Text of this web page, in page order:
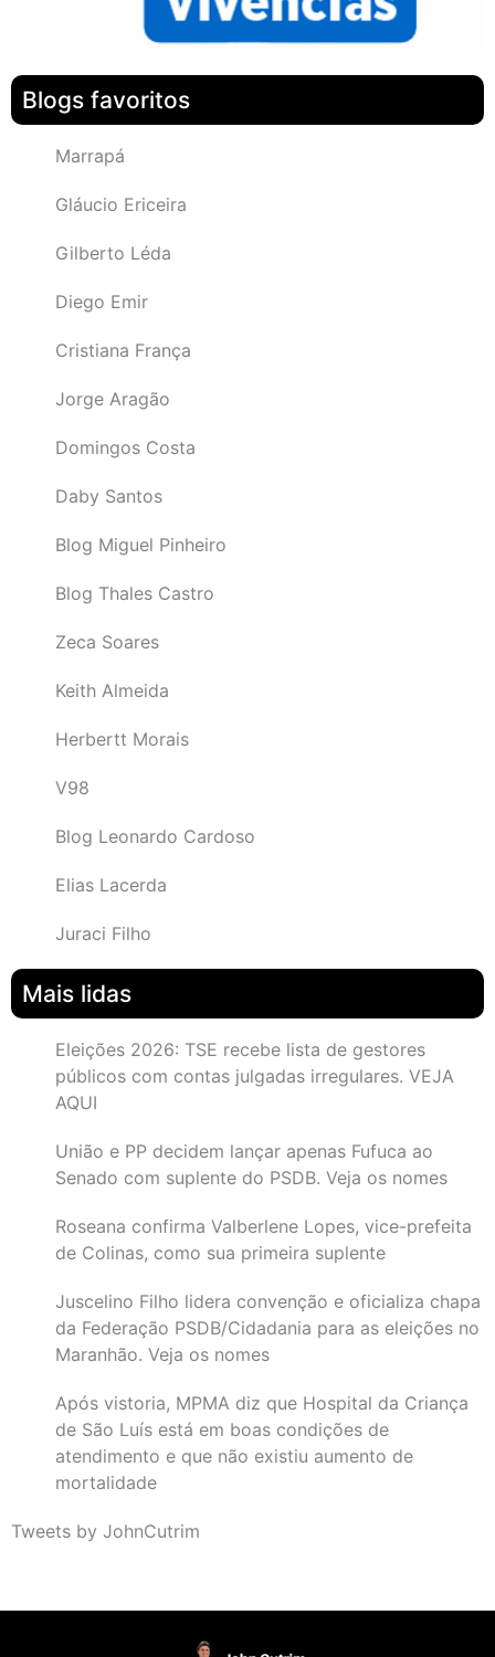
Blogs favoritos
Marrapá
Gláucio Ericeira
Gilberto Léda
Diego Emir
Cristiana França
Jorge Aragão
Domingos Costa
Daby Santos
Blog Miguel Pinheiro
Blog Thales Castro
Zeca Soares
Keith Almeida
Herbertt Morais
V98
Blog Leonardo Cardoso
Elias Lacerda
Juraci Filho
Mais lidas
Eleições 2026: TSE recebe lista de gestores
públicos com contas julgadas irregulares. VEJA
AQUI
União e PP decidem lançar apenas Fufuca ao
Senado com suplente do PSDB. Veja os nomes
Roseana confirma Valberlene Lopes, vice-prefeita
de Colinas, como sua primeira suplente
Juscelino Filho lidera convenção e oficializa chapa
da Federação PSDB/Cidadania para as eleições no
Maranhão. Veja os nomes
Após vistoria, MPMA diz que Hospital da Criança
de São Luís está em boas condições de
atendimento e que não existiu aumento de
mortalidade
Tweets by JohnCutrim